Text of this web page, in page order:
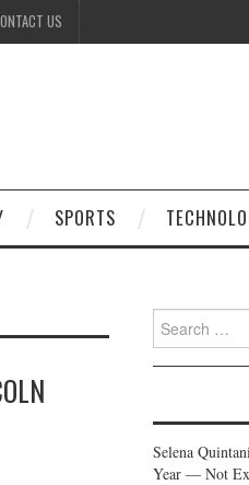
US
SPORTS
Search
for:
Selena
Year — Not